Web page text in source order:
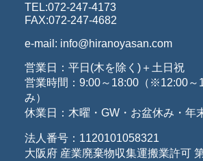
TEL:072-247-4173
FAX:072-247-4682
e-mail: info@hiranoyasan.com
営業日：平日(木を除く)＋土日祝
営業時間：9:00～18:00（※12:00～
み）
休業日：木曜・GW・お盆休み・年
法人番号：1120101058321
大阪府 産業廃棄物収集運搬業許可